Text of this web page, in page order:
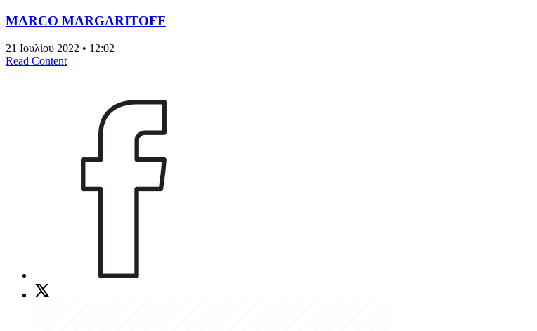
MARCO MARGARITOFF
21 Ιουλίου 2022 • 12:02
Read Content